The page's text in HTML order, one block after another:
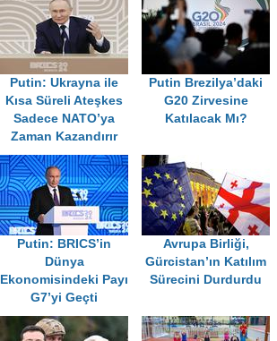
Putin: Ukrayna ile
Kısa Süreli Ateşkes
Sadece NATO’ya
Zaman Kazandırır
Putin Brezilya’daki
G20 Zirvesine
Katılacak Mı?
Putin: BRICS’in
Dünya
Ekonomisindeki Payı
G7’yi Geçti
Avrupa Birliği,
Gürcistan’ın Katılım
Sürecini Durdurdu